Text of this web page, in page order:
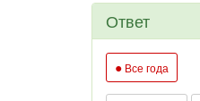
Ответ
● Все года